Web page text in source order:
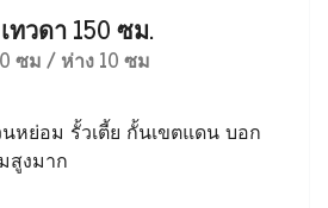
วดา 150 ซม.
ซม / ห่าง 10 ซม
หย่อม รั้วเตี้ย กั้นเขตแดน บอก
สูงมาก